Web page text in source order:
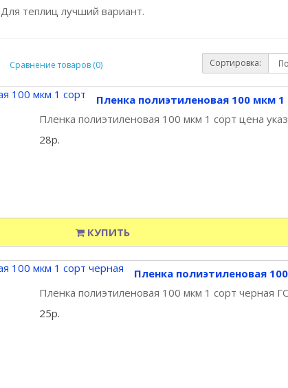
Для теплиц лучший вариант.
Сравнение товаров (0) Сортировка:
Пленка полиэтиленовая 100 мкм 1
Пленка полиэтиленовая 100 мкм 1 сорт цена
28р.
КУПИТЬ
Пленка полиэтиленовая
Пленка полиэтиленовая 100 мкм 1 сорт черная
25р.